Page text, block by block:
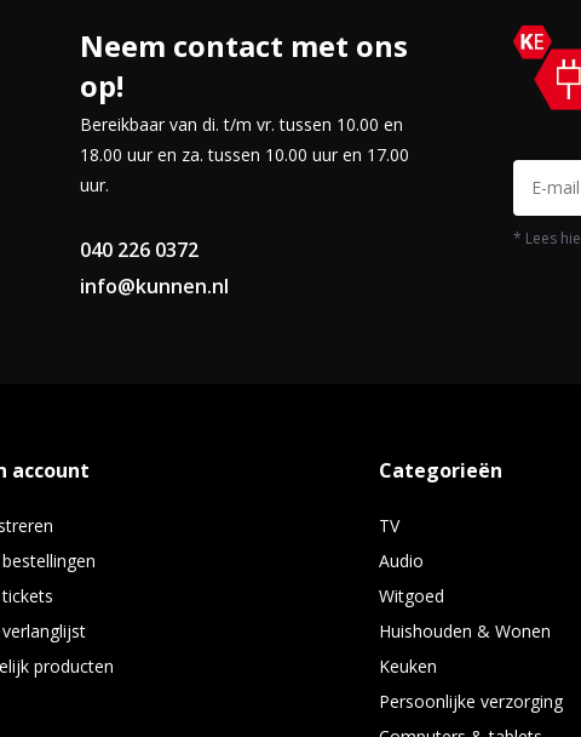
keukenopstellingen. Met
aardgas als butagas, wat
voegen een moderne en
en gebruiksgemak
Neem contact met ons
op!
Bereikbaar van di. t/m vr. tussen 10.00 en
18.00 uur en za. tussen 10.00 uur en 17.00
uur.
040 226 0372
info@kunnen.nl
* Lees
account
producten
Categorieën
TV
Audio
Witgoed
Huishouden & Wonen
Keuken
Persoonlijke verzorging